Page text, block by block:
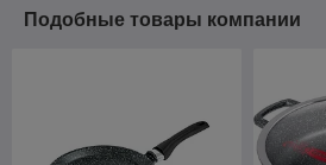
Подобные товары компании